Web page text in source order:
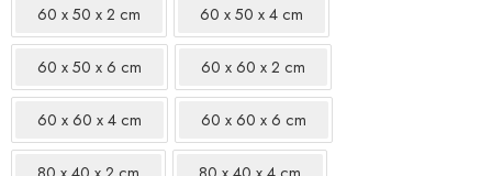
60 x 50 x 2 cm 60 x 50 x 4 cm
60 x 50 x 6 cm 60 x 60 x 2 cm
60 x 60 x 4 cm 60 x 60 x 6 cm